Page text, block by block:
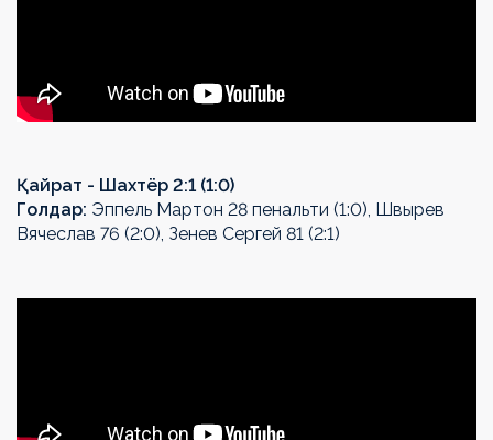
Қайрат - Шахтёр 2:1 (1:0)
Голдар: Эппель Мартон 28 пенальти (1:0), Швырев
Вячеслав 76 (2:0), Зенев Сергей 81 (2:1)